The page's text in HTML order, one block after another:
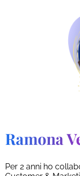
Ramona
Per 2 anni ho